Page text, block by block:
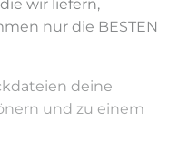
wir liefern,
nur die BESTEN
deine
und zu einem